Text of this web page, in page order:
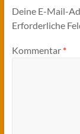
Deine E-Mail-
Erforderliche
Kommentar *